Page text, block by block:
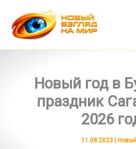
содержимому
Новый год в
праздник
2026
11.08.2023 |